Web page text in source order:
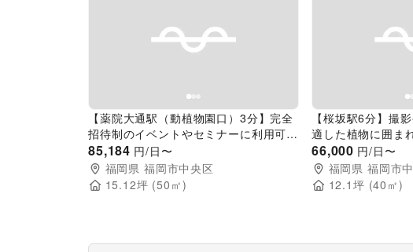
Previous slide
【薬院大通駅（動植物園口）3分】完全
招待制のイベントやセミナーに利用可能
なホテルのイベントスペース
85,184 円/日〜
福岡県 福岡市中央区
15.12坪 (50 ㎡)
Previous
【桜坂駅6分】撮
適した植物に囲ま
66,000 円/日〜
福岡県 福岡市
12.1 坪 (40 ㎡)